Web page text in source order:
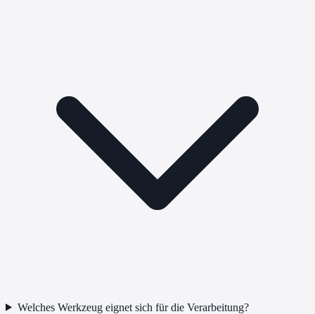
Welches Werkzeug eignet sich für die Verarbeitung?